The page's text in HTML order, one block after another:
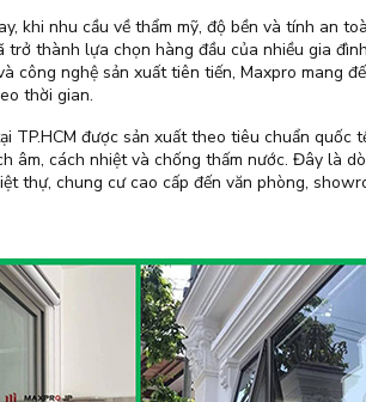
khi nhu cầu về thẩm mỹ, độ bền và tính an
trở thành lựa chọn hàng đầu của nhiều gia
công nghệ sản xuất tiên tiến, Maxpro mang
thời gian.
TP.HCM được sản xuất theo tiêu chuẩn quốc
âm, cách nhiệt và chống thấm nước. Đây là
thự, chung cư cao cấp đến văn phòng,